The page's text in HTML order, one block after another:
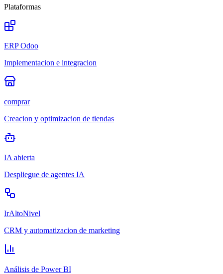
Plataformas
ERP Odoo
Implementacion e integracion
comprar
Creacion y optimizacion de tiendas
IA abierta
Despliegue de agentes IA
IrAltoNivel
CRM y automatizacion de marketing
Análisis de Power BI